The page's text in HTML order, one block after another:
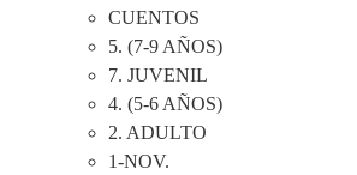
CUENTOS
5. (7-9 AÑOS)
7. JUVENIL
4. (5-6 AÑOS)
2. ADULTO
1-NOV.